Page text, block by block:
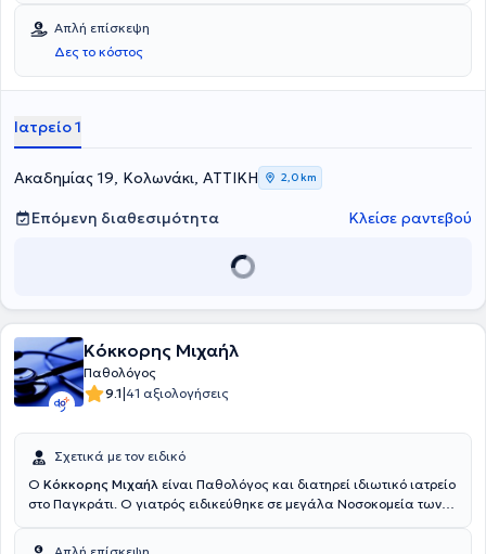
προβλήματα με μεταπτυχιακές σπουδές από το πανεπιστήμιο
Δυτικής Αττικής στην Επείγουσα Ιατρική. Ακόμη, έχει πιστοποίηση
στην καρδιοαναπνευστική αναζωογόνηση. Διαθέτει πολυετή
κλινική εμπειρία έχοντας διατελέσει Επικουρικός Ιατρός Γενικής
Ποδοσφαιρικής Ομοσπονδίας Πειραιά, επιστημονικά υπεύθυνη σε
εταιρίες ιατρικού και φαρμακευτικού υλικού και συνεργάτης
Απλή επίσκεψη
Δες το κόστος
Ιατρείο 1
Ακαδημίας 19, Κολωνάκι, ΑΤΤΙΚΗ 2,0 km
Επόμενη διαθεσιμότητα Κλείσε ραντεβού
Κόκκορης Μιχαήλ
Παθολόγος
9.1|41 αξιολογήσεις
Σχετικά με τον ειδικό
Ο Κόκκορης Μιχαήλ είναι Παθολόγος και διατηρεί ιδιωτικό ιατρείο
στο Παγκράτι. Ο γιατρός ειδικεύθηκε σε μεγάλα Νοσοκομεία των
Νοσηλευτικό Ίδρυμα Μετοχικού Ταμείου Στρατού (ΝΙΜΤΣ) και στο